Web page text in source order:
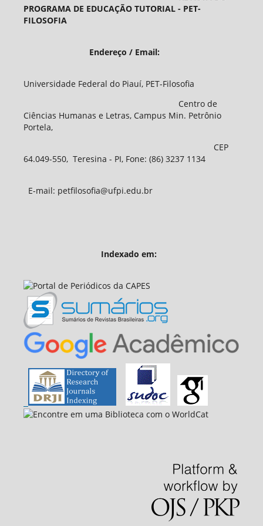
PROGRAMA DE EDUCAÇÃO TUTORIAL - PET-
FILOSOFIA
Endereço / Email:
Universidade Federal do Piauí, PET-Filosofia
Centro de
Ciências Humanas e Letras, Campus Min. Petrônio
Portela,
CEP
64.049-550, Teresina - PI, Fone: (86) 3237 1134
E-mail: petfilosofia@ufpi.edu.br
Indexado em: